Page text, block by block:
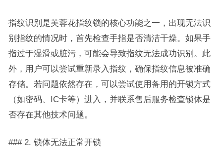
指纹识别是芙蓉花指纹锁的核心功能之一，出现无法识
别指纹的情况时，首先检查手指是否清洁干燥。如果手
指过于湿滑或脏污，可能会导致指纹无法成功识别。此
外，用户可以尝试重新录入指纹，确保指纹信息被准确
存储。若问题依然存在，可以尝试使用备用的开锁方式
（如密码、IC卡等）进入，并联系售后服务检查锁体是
否存在其他技术问题。
### 2. 锁体无法正常开锁